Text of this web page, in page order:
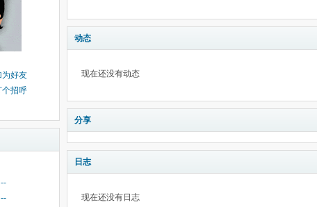
为好友
个招呼
--
--
动态
现在还没有动态
分享
日志
现在还没有日志